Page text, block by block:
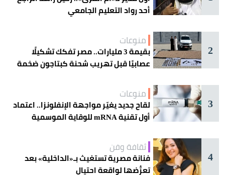
أحد رواد التعليم الجامعي
2
منوعات
بقيمة 3 مليارات.. مصر تفكك تشكيلًا
عصابيًا قبل تهريب شحنة كبتاجون ضخمة
3
منوعات
لقاح جديد يغيّر مواجهة الإنفلونزا.. اعتماد
أول تقنية mRNA للوقاية الموسمية
4
ثقافة وفن
فنانة مصرية تستغيث بـ«الداخلية» بعد
تعرُّضها لواقعة احتيال